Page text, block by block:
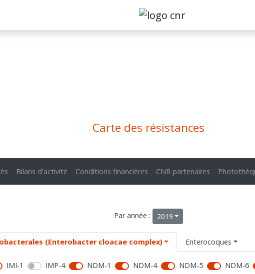
Carte des résistances
Bilans d'activité Conditions financières CNR partenaires
Par année : 2019
(Enterobacter cloacae complex) Enterocoques
IMI-1 IMP-4 NDM-1 NDM-4 NDM-5 NDM-6